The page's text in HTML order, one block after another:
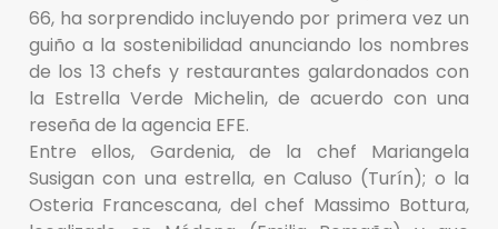
66, ha sorprendido incluyendo por primera vez un
guiño a la sostenibilidad anunciando los nombres
de los 13 chefs y restaurantes galardonados con
la Estrella Verde Michelin, de acuerdo con una
reseña de la agencia EFE.
Entre ellos, Gardenia, de la chef Mariangela
Susigan con una estrella, en Caluso (Turín); o la
Osteria Francescana, del chef Massimo Bottura,